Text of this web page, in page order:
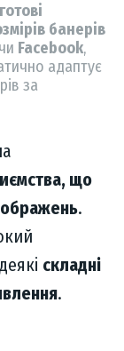
готові
банерів
Facebook,
адаптує
за
що
.
складні
.